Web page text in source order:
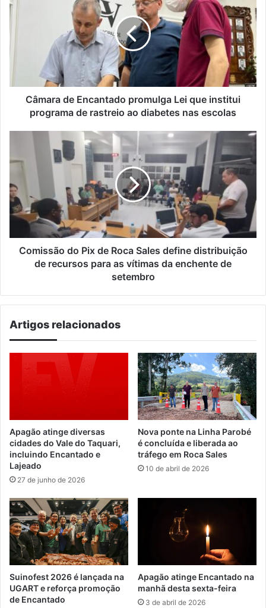
Encantado
programa
de
rastreioCâmara de Encantado promulga Lei que institui
programa de rastreio ao diabetes nas escolas
Pix
Roca
Sales
define
distribuição
de
recursos
da
de
Comissão do Pix de Roca Sales define distribuição
de recursos para as vítimas da enchente de
setembro
Artigos relacionados
Apagão atinge diversas
cidades do Vale do Taquari,
incluindo Encantado e
Lajeado
27 de junho de 2026
Nova ponte na Linha Parobé
é concluída e liberada ao
tráfego em Roca Sales
10 de abril de 2026
Suinofest 2026 é lançada na
UGART e reforça promoção
de Encantado
Apagão atinge Encantado na
manhã desta sexta-feira
3 de abril de 2026